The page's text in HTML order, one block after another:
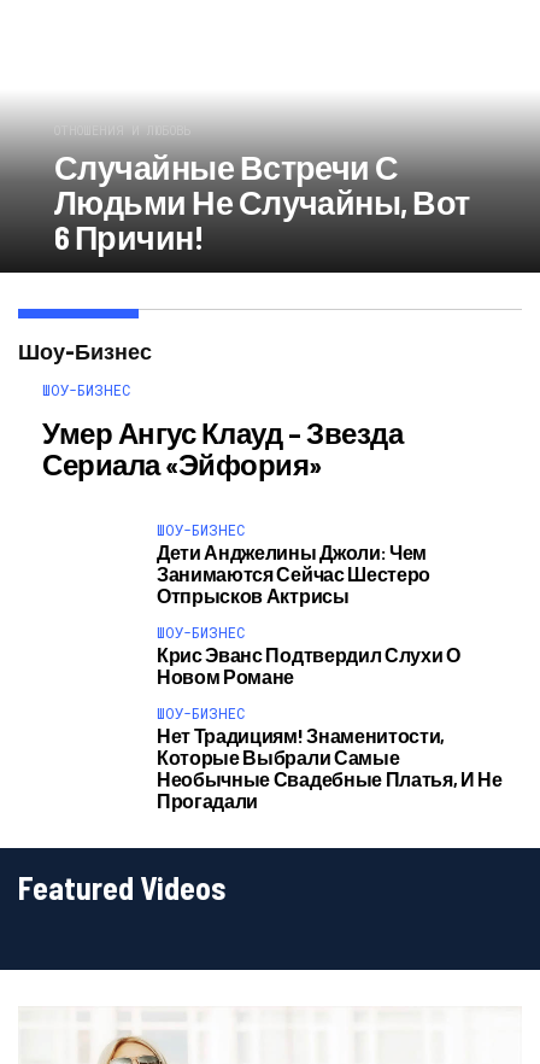
Случайные Встречи С
Людьми Не Случайны, Вот
6 Причин!
Шоу-Бизнес
ШОУ-БИЗНЕС
Умер Ангус Клауд – Звезда
Сериала «Эйфория»
ШОУ-БИЗНЕС
Дети Анджелины Джоли: Чем
Занимаются Сейчас Шестеро
Отпрысков Актрисы
ШОУ-БИЗНЕС
Крис Эванс Подтвердил Слухи О
Новом Романе
ШОУ-БИЗНЕС
Нет Традициям! Знаменитости,
Которые Выбрали Самые
Необычные Свадебные Платья, И Не
Прогадали
Featured Videos